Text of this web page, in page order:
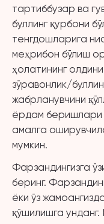
тартиббузар ва
буллинг қурбони
тенгдошларига
меҳрибон бўлиш
ҳолатининг
зўравонлик/
жабрланувчини
ёрдам беришлари
амалга
мумкин.
Фарзандингизга
беринг.
ёки ўз
қўшилишга